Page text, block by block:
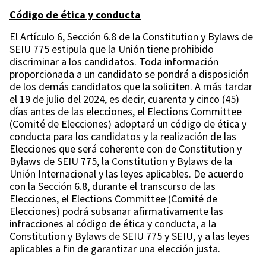
Código de ética y conducta
El Artículo 6, Sección 6.8 de la Constitution y Bylaws de
SEIU 775 estipula que la Unión tiene prohibido
discriminar a los candidatos. Toda información
proporcionada a un candidato se pondrá a disposición
de los demás candidatos que la soliciten. A más tardar
el 19 de julio del 2024, es decir, cuarenta y cinco (45)
días antes de las elecciones, el Elections Committee
(Comité de Elecciones) adoptará un código de ética y
conducta para los candidatos y la realización de las
Elecciones que será coherente con de Constitution y
Bylaws de SEIU 775, la Constitution y Bylaws de la
Unión Internacional y las leyes aplicables. De acuerdo
con la Sección 6.8, durante el transcurso de las
Elecciones, el Elections Committee (Comité de
Elecciones) podrá subsanar afirmativamente las
infracciones al código de ética y conducta, a la
Constitution y Bylaws de SEIU 775 y SEIU, y a las leyes
aplicables a fin de garantizar una elección justa.